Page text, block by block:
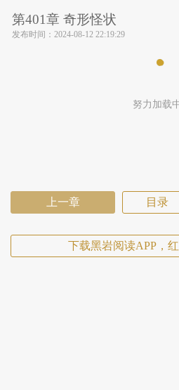
第401章 奇形怪状
发布时间： 2024-08-12 22:19:29
努力加载
上一章 目录
下载黑岩阅读APP，